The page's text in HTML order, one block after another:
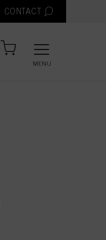
CONTACT
MENU